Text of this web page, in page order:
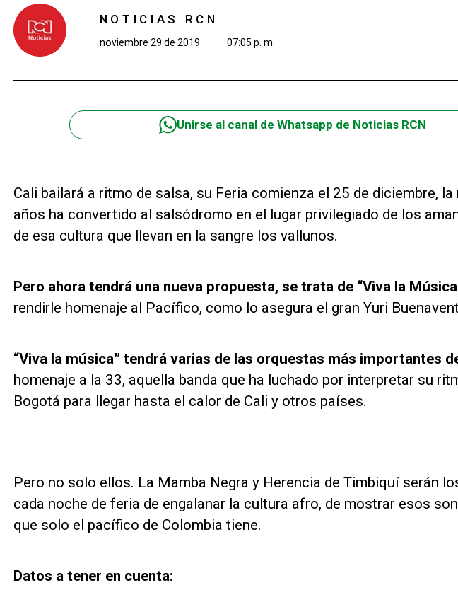
NOTICIAS RCN
noviembre 29 de 2019 07:05 p. m.
Unirse al canal de Whatsapp de Noticias RCN
Cali bailará a ritmo de salsa, su Feria comienza el 25 de diciembre,
años ha convertido al salsódromo en el lugar privilegiado de los
de esa cultura que llevan en la sangre los vallunos.
Pero ahora tendrá una nueva propuesta, se trata de “Viva la
rendirle homenaje al Pacífico, como lo asegura el gran Yuri
“Viva la música” tendrá varias de las orquestas más importantes
homenaje a la 33, aquella banda que ha luchado por interpretar su
Bogotá para llegar hasta el calor de Cali y otros países.
Pero no solo ellos. La Mamba Negra y Herencia de Timbiquí serán
cada noche de feria de engalanar la cultura afro, de mostrar esos
que solo el pacífico de Colombia tiene.
Datos a tener en cuenta: